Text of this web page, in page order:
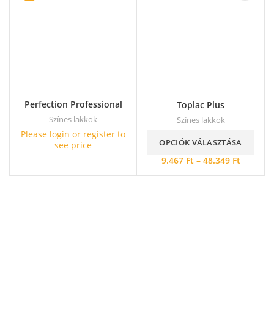
Perfection Professional
Színes lakkok
Please login or register to
see price
Toplac Plus
Színes lakkok
9.467 Ft– 48.349 Ft
OPCIÓK VÁLASZTÁSA